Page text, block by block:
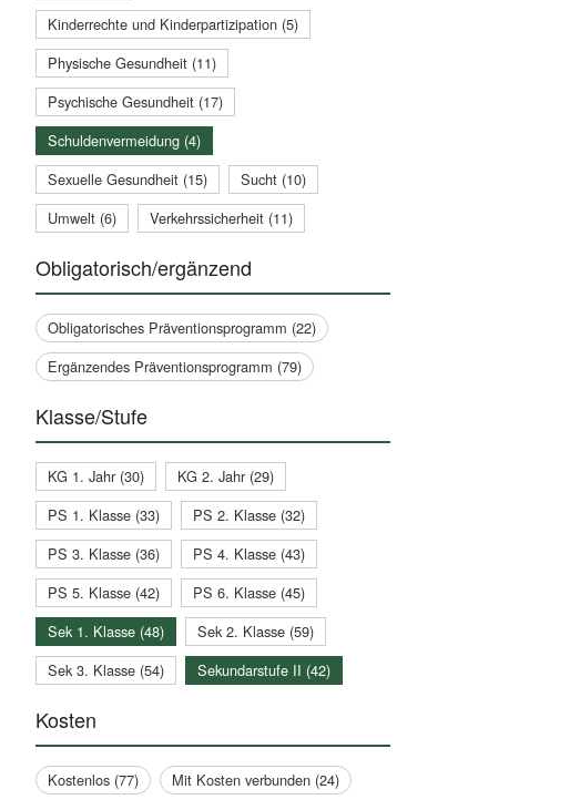
Kinderrechte und Kinderpartizipation (5)
Physische Gesundheit (11)
Psychische Gesundheit (17)
Schuldenvermeidung (4)
Sexuelle Gesundheit (15)
Sucht (10)
Umwelt (6)
Verkehrssicherheit (11)
Obligatorisch/ergänzend
Obligatorisches Präventionsprogramm (22)
Ergänzendes Präventionsprogramm (79)
Klasse/Stufe
KG 1. Jahr (30)
KG 2. Jahr (29)
PS 1. Klasse (33)
PS 2. Klasse (32)
PS 3. Klasse (36)
PS 4. Klasse (43)
PS 5. Klasse (42)
PS 6. Klasse (45)
Sek 1. Klasse (48)
Sek 2. Klasse (59)
Sek 3. Klasse (54)
Sekundarstufe II (42)
Kosten
Kostenlos (77) Mit Kosten verbunden (24)